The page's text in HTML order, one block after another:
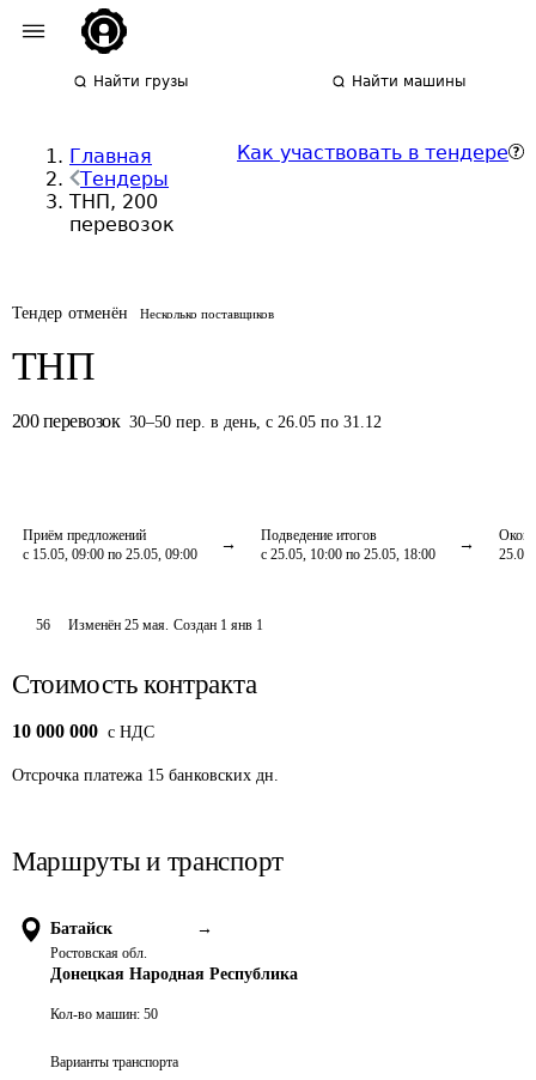
Найти грузы Найти машины
Главная
Тендеры
ТНП, 200
перевозок
Как участвовать в тендере
Тендер отменён Несколько поставщиков
ТНП
200 перевозок 30–50 пер. в день,с 26.05 по 31.12
Приём предложений
с 15.05, 09:00 по 25.05, 09:00
Подведение итогов
с 25.05, 10:00 по 25.05, 18:00
56 Изменён25 мая. Создан 1 янв 1
Стоимость контракта
10 000 000 c НДС
Отсрочка платежа 15 банковских дн.
Маршруты и транспорт
Батайск →
Ростовская обл.
Донецкая Народная Республика
Кол-во машин: 50
Варианты транспорта